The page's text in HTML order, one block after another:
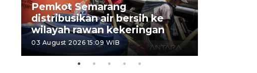
Pemkot Semarang
distribusikan air bersih ke
wilayah rawan kekeringan
03 August 2026 15:09 WIB